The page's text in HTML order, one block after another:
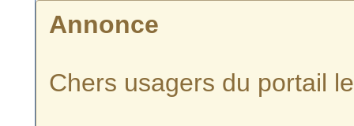
Annonce
Chers usagers du portail